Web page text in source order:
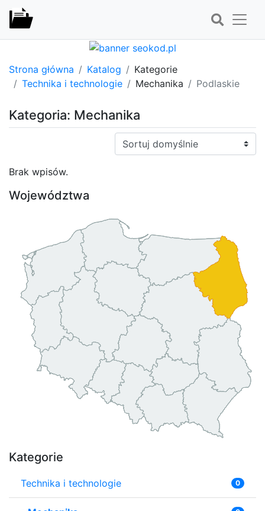
Strona główna Katalog
Kategorie
Technika i technologie
Mechanika Podlaskie
Kategoria: Mechanika
Sortuj:
Brak wpisów.
Województwa
Kategorie
Technika i technologie 0